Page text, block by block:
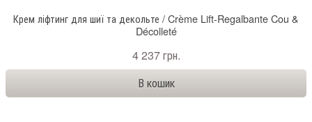
Крем ліфтинг для шиї та декольте / Crème Lift-Regalbante Cou &
Décolleté
4 237 грн.